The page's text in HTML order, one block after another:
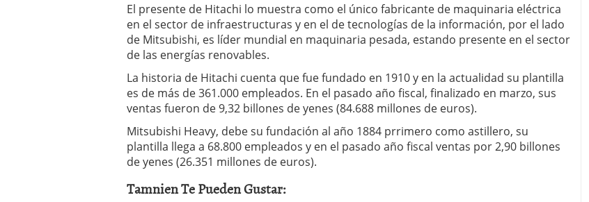
El presente de Hitachi lo muestra como el único fabricante de maquinaria eléctrica
en el sector de infraestructuras y en el de tecnologías de la información, por el lado
de Mitsubishi, es líder mundial en maquinaria pesada, estando presente en el sector
de las energías renovables.
La historia de Hitachi cuenta que fue fundado en 1910 y en la actualidad su plantilla
es de más de 361.000 empleados. En el pasado año fiscal, finalizado en marzo, sus
ventas fueron de 9,32 billones de yenes (84.688 millones de euros).
Mitsubishi Heavy, debe su fundación al año 1884 prrimero como astillero, su
plantilla llega a 68.800 empleados y en el pasado año fiscal ventas por 2,90 billones
de yenes (26.351 millones de euros).
Tamnien Te Pueden Gustar: